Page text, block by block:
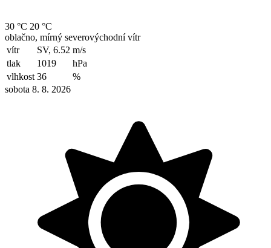
30 °C 20 °C
oblačno, mírný severovýchodní vítr
vítr
SV, 6.52 m/s
tlak
1019
hPa
vlhkost 36
%
sobota 8. 8. 2026